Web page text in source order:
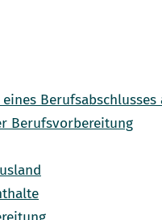
Berufsvorbereitung